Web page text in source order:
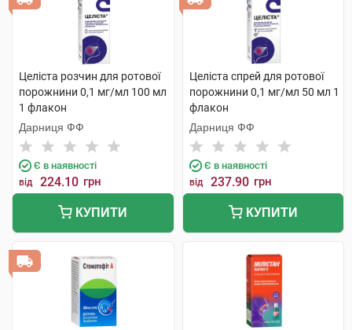
Целіста розчин для ротової
порожнини 0,1 мг/мл 100 мл
1 флакон
Дарниця ФФ
Є в наявності
від 224.10 грн
КУПИТИ
Целіста спрей для ротової
порожнини 0,1 мг/мл 50 мл 1
флакон
Дарниця ФФ
Є в наявності
від 237.90 грн
КУПИТИ